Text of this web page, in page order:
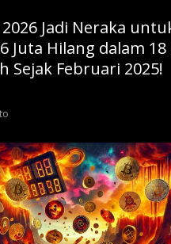
Hilang
dalam
18
Hari,
Februari
2025!
Jadi Neraka
Juta Hilang dalam 18
Sejak Februari 2025!